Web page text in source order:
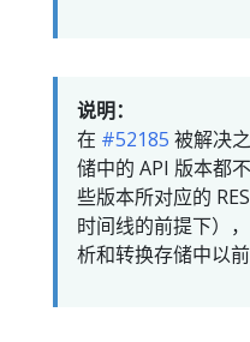
说明：
在 #52185 被解决
储中的 API 版本都
些版本所对应的
时间线的前提下）
析和转换存储中以前